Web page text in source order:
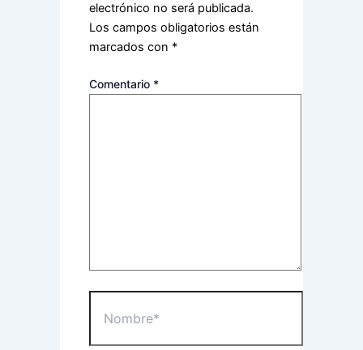
electrónico no será publicada.
Los campos obligatorios están
marcados con *
Comentario *